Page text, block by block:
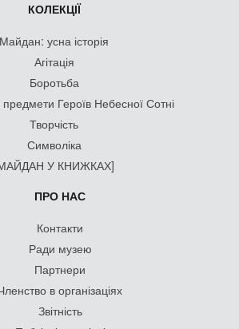
КОЛЕКЦІЇ
Майдан: усна історія
Агітація
Боротьба
Героїв Небесної Сотні
Творчість
Символіка
У КНИЖКАХ]
ПРО НАС
Контакти
Ради музею
Партнери
в організаціях
Звітність